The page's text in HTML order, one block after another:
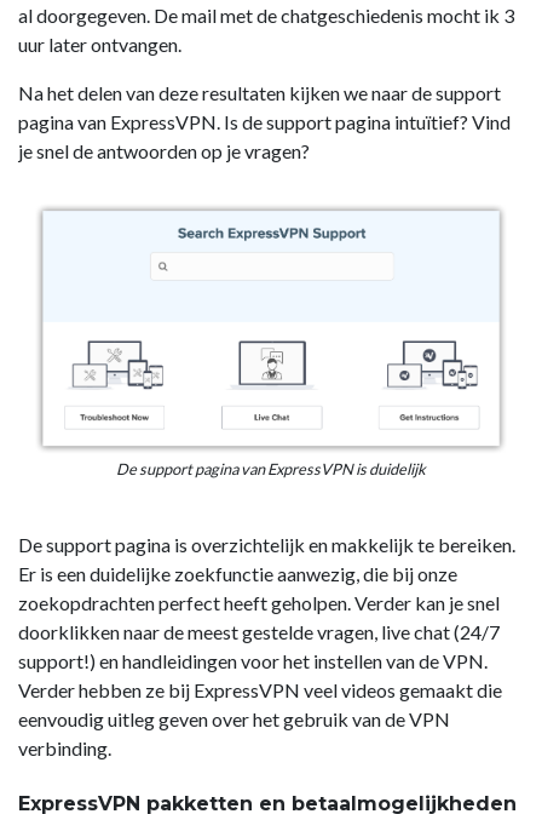
al doorgegeven. De mail met de chatgeschiedenis mocht ik 3
uur later ontvangen.
Na het delen van deze resultaten kijken we naar de support
pagina van ExpressVPN. Is de support pagina intuïtief? Vind
je snel de antwoorden op je vragen?
De support pagina van ExpressVPN is duidelijk
De support pagina is overzichtelijk en makkelijk te bereiken.
Er is een duidelijke zoekfunctie aanwezig, die bij onze
zoekopdrachten perfect heeft geholpen. Verder kan je snel
doorklikken naar de meest gestelde vragen, live chat (24/7
support!) en handleidingen voor het instellen van de VPN.
Verder hebben ze bij ExpressVPN veel videos gemaakt die
eenvoudig uitleg geven over het gebruik van de VPN
verbinding.
ExpressVPN pakketten en betaalmogelijkheden